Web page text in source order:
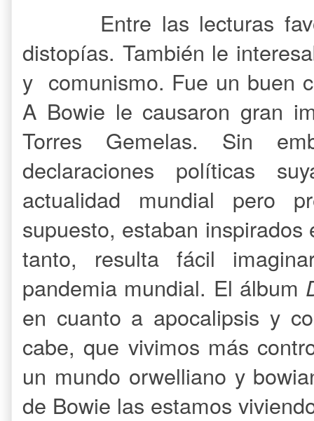
Entre las lecturas
distopías. También le
y comunismo. Fue un buen
A Bowie le causaron gran
Torres Gemelas. Sin
declaraciones políticas
actualidad mundial pero
supuesto, estaban
tanto, resulta fácil
pandemia mundial. El álbum
en cuanto a apocalipsis y
cabe, que vivimos más
un mundo orwelliano y
de Bowie las estamos